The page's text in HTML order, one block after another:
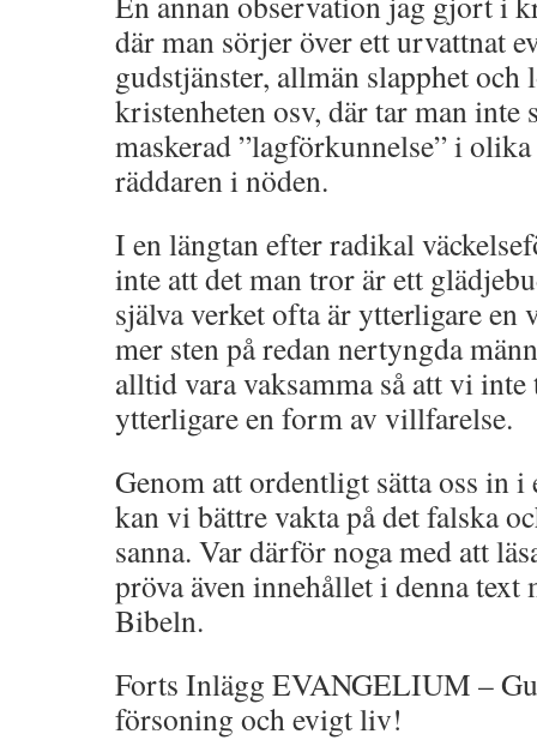
där man sörjer över ett urvattnat
gudstjänster, allmän slapphet och
kristenheten osv, där tar man inte
maskerad ”lagförkunnelse” i
räddaren i nöden.
I en längtan efter radikal
inte att det man tror är ett
själva verket ofta är ytterligare en
mer sten på redan nertyngda
alltid vara vaksamma så att vi
ytterligare en form av villfarelse.
Genom att ordentligt sätta oss in i
kan vi bättre vakta på det falska
sanna. Var därför noga med att
pröva även innehållet i denna text
Bibeln.
Forts Inlägg EVANGELIUM –
försoning och evigt liv!